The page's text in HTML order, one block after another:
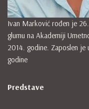
Ivan Marković rođen je
glumu na Akademiji
2014. godine. Zaposlen
godine
Predstave